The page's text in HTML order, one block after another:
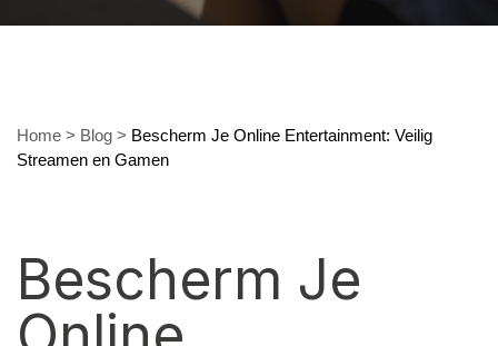
Home > Blog > Bescherm Je Online Entertainment: Veilig
Streamen en Gamen
Bescherm Je